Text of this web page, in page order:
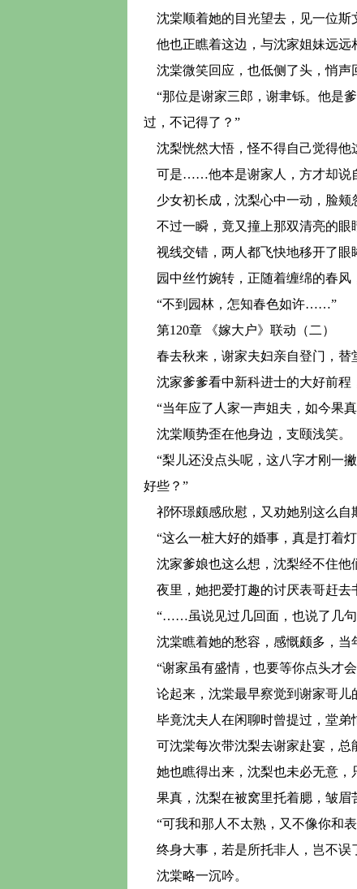
沈棠顺着她的目光望去，见一位斯
他也正瞧着这边，与沈家姐妹远远
沈棠微笑回应，也低侧了头，悄声
“那位是谢家三郎，谢聿铄。他是
过，不记得了？”
沈梨恍然大悟，怪不得自己觉得他
可是……他本是谢家人，方才却说
少女初长成，沈梨心中一动，脸颊
不过一瞬，竟又撞上那双清亮的眼
视线交错，两人都飞快地移开了
园中丝竹婉转，正随着缠绵的春风
“不到园林，怎知春色如许……”
第120章 《嫁大户》联动（二）
春去秋来，谢家夫妇亲自登门，替
沈家爹爹看中新科进士的大好前程
“当年应了人家一声姐夫，如今果
沈棠顺势歪在他身边，支颐浅笑。
“梨儿还没点头呢，这八字才刚一
好些？”
祁怀璟颇感欣慰，又劝她别这么自
“这么一桩大好的婚事，真是打着
沈家爹娘也这么想，沈梨经不住他
夜里，她把爱打趣的讨厌表哥赶去
“……虽说见过几回面，也说了几句
沈棠瞧着她的愁容，感慨颇多，当
“谢家虽有盛情，也要等你点头才
论起来，沈棠最早察觉到谢家哥儿
毕竟沈夫人在闲聊时曾提过，堂弟
可沈棠每次带沈梨去谢家赴宴，总
她也瞧得出来，沈梨也未必无意，
果真，沈梨在被窝里托着腮，皱眉
“可我和那人不太熟，又不像你和
终身大事，若是所托非人，岂不误
沈棠略一沉吟。